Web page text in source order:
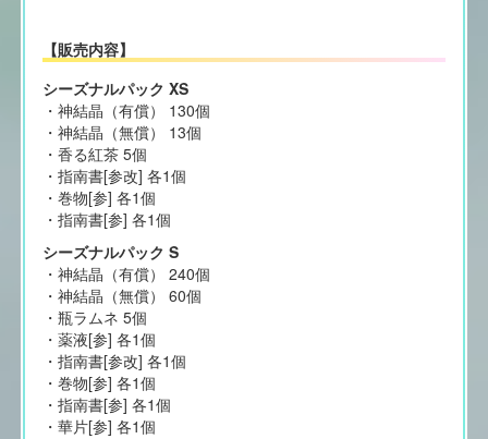
【販売内容】
シーズナルパック XS
・神結晶（有償） 130個
・神結晶（無償） 13個
・香る紅茶 5個
・指南書[参改] 各1個
・巻物[参] 各1個
・指南書[参] 各1個
シーズナルパック S
・神結晶（有償） 240個
・神結晶（無償） 60個
・瓶ラムネ 5個
・薬液[参] 各1個
・指南書[参改] 各1個
・巻物[参] 各1個
・指南書[参] 各1個
・華片[参] 各1個